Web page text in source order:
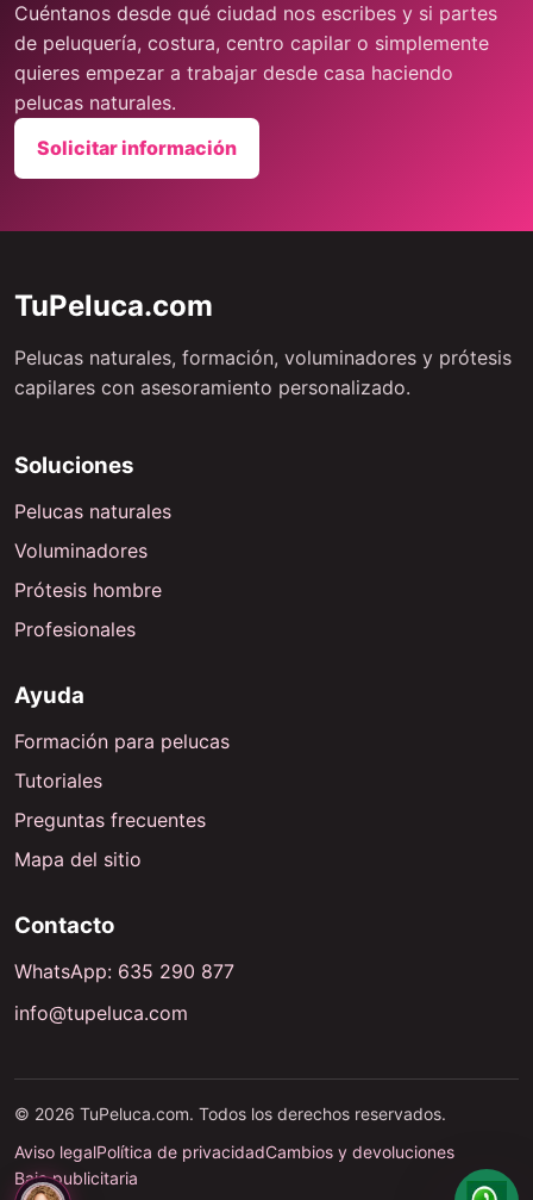
Cuéntanos desde qué ciudad nos escribes y si partes
de peluquería, costura, centro capilar o simplemente
quieres empezar a trabajar desde casa haciendo
pelucas naturales.
Solicitar información
TuPeluca.com
Pelucas naturales, formación, voluminadores y prótesis
capilares con asesoramiento personalizado.
Soluciones
Pelucas naturales
Voluminadores
Prótesis hombre
Profesionales
Ayuda
Formación para pelucas
Tutoriales
Preguntas frecuentes
Mapa del sitio
Contacto
WhatsApp: 635 290 877
info@tupeluca.com
© 2026 TuPeluca.com. Todos los derechos reservados.
Aviso legalPolítica de privacidadCambios y devoluciones
Baja publicitaria